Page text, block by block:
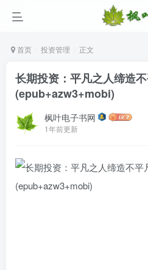
首页 投资管理 正文
长期投资：平凡之人缔造
(epub+azw3+mobi)
枫叶电子书网
1年前更新
登录